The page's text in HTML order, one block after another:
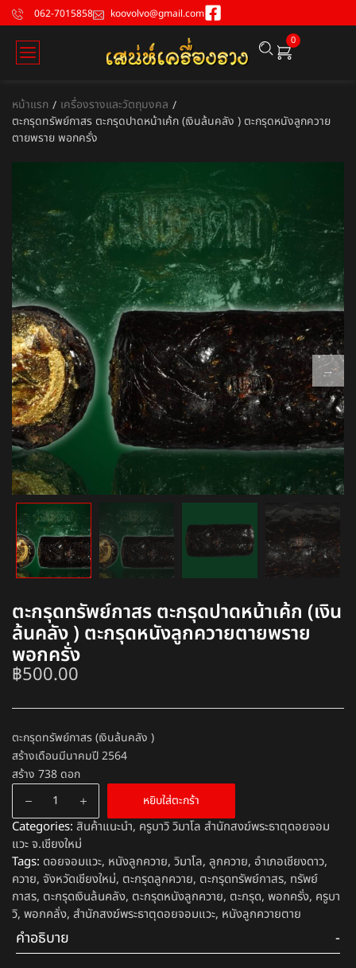
062-7015858 koovolvo@gmail.com
0
หน้าแรก / เครื่องรางและวัตถุมงคล /
ตะกรุดทรัพย์กาสร ตะกรุดปาดหน้าเค้ก (เงินล้นคลัง ) ตะกรุดหนังลูกควาย
ตายพราย พอกครั่ง
ตะกรุดทรัพย์กาสร ตะกรุดปาดหน้าเค้ก (เงิน
ล้นคลัง ) ตะกรุดหนังลูกควายตายพราย
พอกครั่ง
฿500.00
ตะกรุดทรัพย์กาสร (เงินล้นคลัง )
สร้างเดือนมีนาคมปี 2564
สร้าง 738 ดอก
หยิบใส่ตะกร้า
Categories: สินค้าแนะนำ, ครูบาวิ วิมาโล สำนักสงฆ์พระธาตุดอยจอม
แวะ จ.เชียงใหม่
Tags: ดอยจอมแวะ, หนังลูกควาย, วิมาโล, ลูกควาย, อำเภอเชียงดาว,
ควาย, จังหวัดเชียงใหม่, ตะกรุดลูกควาย, ตะกรุดทรัพย์กาสร, ทรัพย์
กาสร, ตะกรุดเงินล้นคลัง, ตะกรุดหนังลูกควาย, ตะกรุด, พอกครั่ง, ครูบา
วิ, พอกคลั่ง, สำนักสงฆ์พระธาตุดอยจอมแวะ, หนังลูกควายตาย
คำอธิบาย